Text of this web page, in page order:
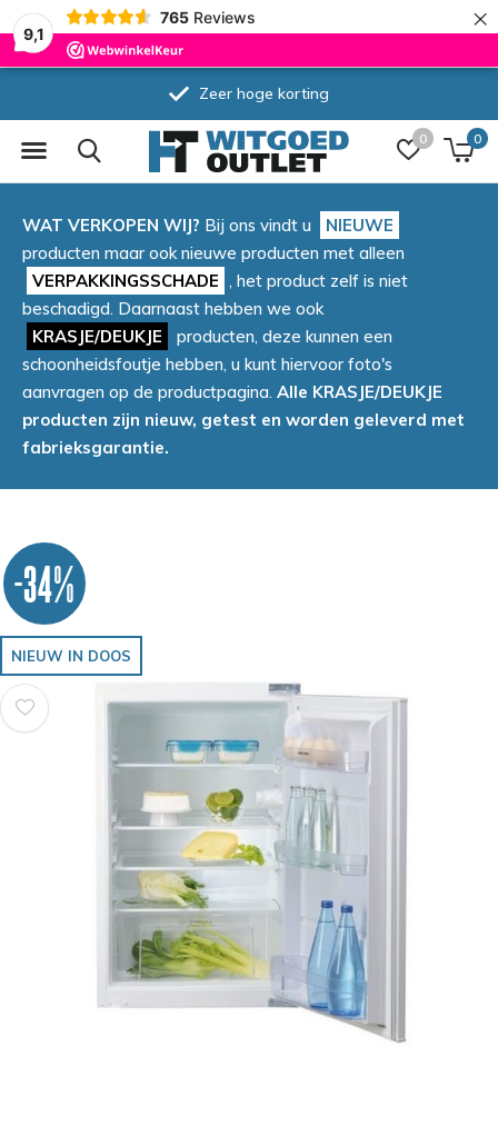
9,1
765 Reviews ×
0 0
Zeer hoge korting
WAT VERKOPEN WIJ? Bij ons vindt u
NIEUWE
producten maar ook nieuwe producten met alleen
VERPAKKINGSSCHADE , het product zelf is niet
beschadigd. Daarnaast hebben we ook
KRASJE/DEUKJE
producten, deze kunnen een
schoonheidsfoutje hebben, u kunt hiervoor foto's
aanvragen op de productpagina. Alle KRASJE/DEUKJE
producten zijn nieuw, getest en worden geleverd met
fabrieksgarantie.
-34%
NIEUW IN DOOS